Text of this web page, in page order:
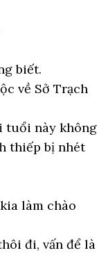
biết.
về Sở Trạch
tuổi này không
thiếp bị nhét
làm chào
đi, vấn để là